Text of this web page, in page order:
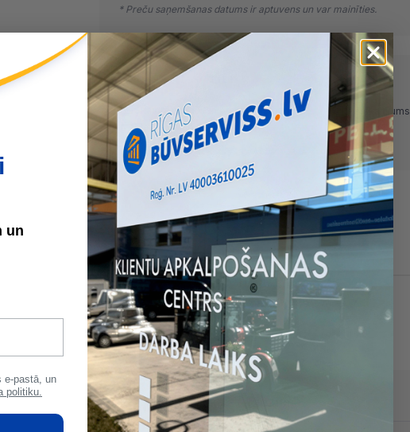
* Preču saņemšanas datums ir aptuvens un var mainīties.
MAKSĀŠANAS VEIDI:
Skaidrā naudā
(arī preci saņemot)
Maksājumu kartes
Internetbankas
Pārskaitījums
Nomaksa
469.26 kg
un
e-pastā, un
politiku.